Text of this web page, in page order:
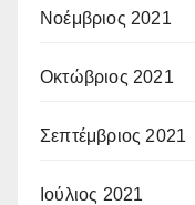
Νοέμβριος 2021
Οκτώβριος 2021
Σεπτέμβριος 2021
Ιούλιος 2021